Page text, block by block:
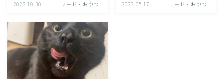
2022.10.30 フード・おやつ 2022.05.17 フード・おやつ